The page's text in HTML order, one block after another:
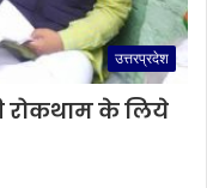
उत्तरप्रदेश
रोकथाम के लिये